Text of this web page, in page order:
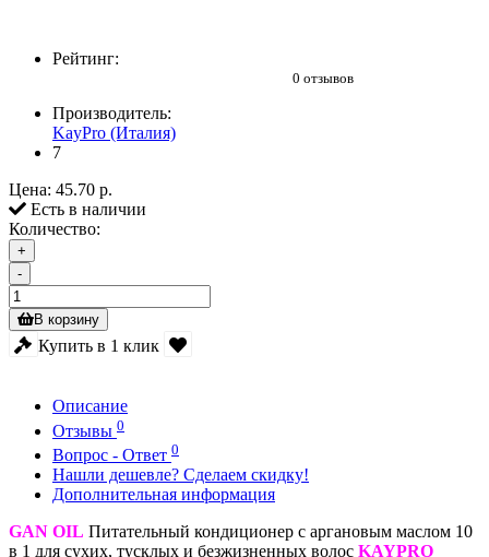
Рейтинг:
0 отзывов
Производитель:
KayPro (Италия)
7
Цена: 45.70 р.
Есть в наличии
Количество:
+
-
В корзину
Купить в 1 клик
Описание
Отзывы 0
Вопрос - Ответ 0
Нашли дешевле? Сделаем скидку!
Дополнительная информация
GAN OIL Питательный кондиционер с аргановым маслом 10
в 1 для сухих, тусклых и безжизненных волос KAYPRO